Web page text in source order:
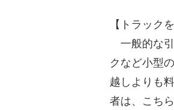
【トラック
一般的な引
クなど小型
越しよりも
者は、こち